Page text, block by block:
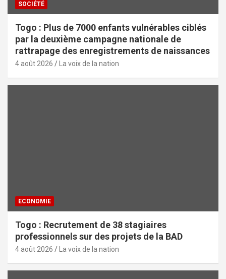
SOCIÉTÉ
Togo : Plus de 7000 enfants vulnérables ciblés
par la deuxième campagne nationale de
rattrapage des enregistrements de naissances
4 août 2026 La voix de la nation
ECONOMIE
Togo : Recrutement de 38 stagiaires
professionnels sur des projets de la BAD
4 août 2026 La voix de la nation